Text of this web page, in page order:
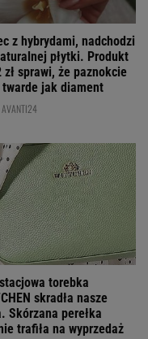
z hybrydami, nadchodzi
płytki. Produkt
zł sprawi, że paznokcie
twarde jak diament
AVANTI24
torebka
skradła nasze
trafiła na wyprzedaż